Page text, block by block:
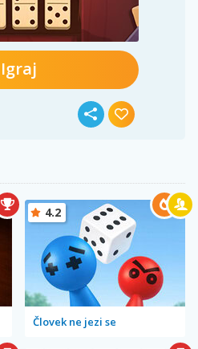
Igraj
Človek ne jezi se
4.2